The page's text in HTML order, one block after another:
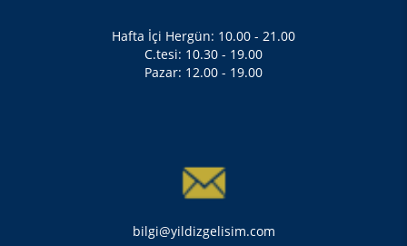
Hafta İçi Hergün: 10.00 - 21.00
C.tesi: 10.30 - 19.00
Pazar: 12.00 - 19.00
bilgi@yildizgelisim.com